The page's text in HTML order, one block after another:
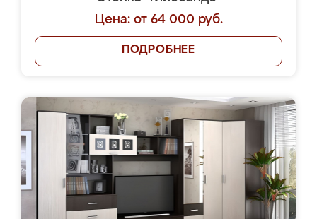
Цена: от 64 000 руб.
ПОДРОБНЕЕ